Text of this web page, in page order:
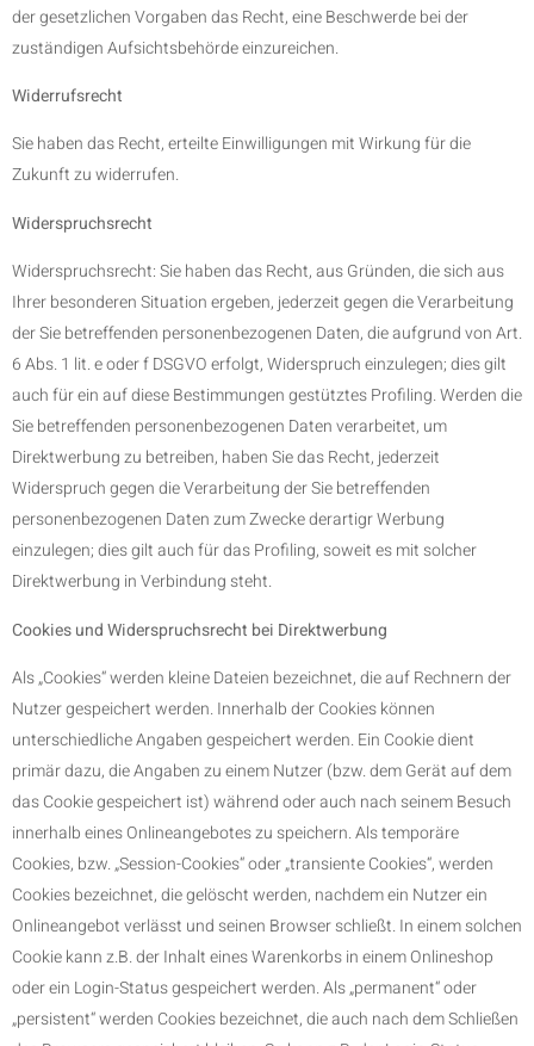
der gesetzlichen Vorgaben das Recht, eine Beschwerde bei der
zuständigen Aufsichtsbehörde einzureichen.
Widerrufsrecht
Sie haben das Recht, erteilte Einwilligungen mit Wirkung für die
Zukunft zu widerrufen.
Widerspruchsrecht
Widerspruchsrecht: Sie haben das Recht, aus Gründen, die sich aus
Ihrer besonderen Situation ergeben, jederzeit gegen die Verarbeitung
der Sie betreffenden personenbezogenen Daten, die aufgrund von Art.
6 Abs. 1 lit. e oder f DSGVO erfolgt, Widerspruch einzulegen; dies gilt
auch für ein auf diese Bestimmungen gestütztes Profiling. Werden die
Sie betreffenden personenbezogenen Daten verarbeitet, um
Direktwerbung zu betreiben, haben Sie das Recht, jederzeit
Widerspruch gegen die Verarbeitung der Sie betreffenden
personenbezogenen Daten zum Zwecke derartigr Werbung
einzulegen; dies gilt auch für das Profiling, soweit es mit solcher
Direktwerbung in Verbindung steht.
Cookies und Widerspruchsrecht bei Direktwerbung
Als „Cookies“ werden kleine Dateien bezeichnet, die auf Rechnern der
Nutzer gespeichert werden. Innerhalb der Cookies können
unterschiedliche Angaben gespeichert werden. Ein Cookie dient
primär dazu, die Angaben zu einem Nutzer (bzw. dem Gerät auf dem
das Cookie gespeichert ist) während oder auch nach seinem Besuch
innerhalb eines Onlineangebotes zu speichern. Als temporäre
Cookies, bzw. „Session-Cookies“ oder „transiente Cookies“, werden
Cookies bezeichnet, die gelöscht werden, nachdem ein Nutzer ein
Onlineangebot verlässt und seinen Browser schließt. In einem solchen
Cookie kann z.B. der Inhalt eines Warenkorbs in einem Onlineshop
oder ein Login-Status gespeichert werden. Als „permanent“ oder
„persistent“ werden Cookies bezeichnet, die auch nach dem Schließen